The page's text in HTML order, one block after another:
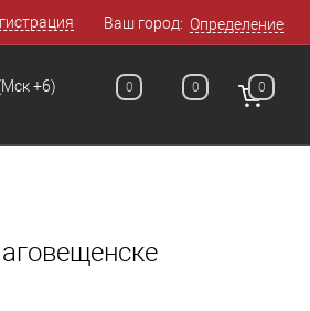
Ваш город: Определение
+6) 0 0 0